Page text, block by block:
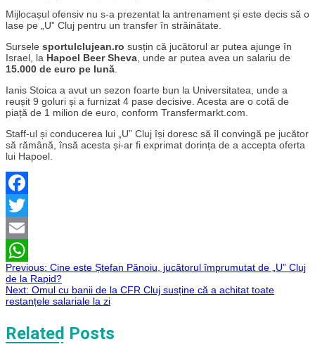
Mijlocașul ofensiv nu s-a prezentat la antrenament și este decis să o
lase pe „U” Cluj pentru un transfer în străinătate.
Sursele sportulclujean.ro susțin că jucătorul ar putea ajunge în
Israel, la Hapoel Beer Sheva , unde ar putea avea un salariu de
15.000 de euro pe lună
Ianis Stoica a avut un sezon foarte bun la Universitatea, unde a
reușit 9 goluri și a furnizat 4 pase decisive. Acesta are o cotă de
piață de 1 milion de euro, conform Transfermarkt.com.
Staff-ul și conducerea lui „U” Cluj își doresc să îl convingă pe jucător
să rămână, însă acesta și-ar fi exprimat dorința de a accepta oferta
lui Hapoel.
Facebook
Twitter
Email
WhatsApp
Navigare
în
articole
Previous: Cine este Ștefan Pănoiu, jucătorul împrumutat de „U” Cluj
de la Rapid?
Next: Omul cu banii de la CFR Cluj susține că a achitat toate
restanțele salariale la zi
Related Posts